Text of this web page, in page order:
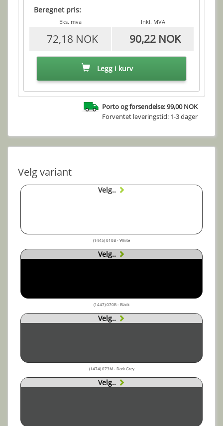
Beregnet pris:
Eks. mva Inkl. MVA
72,18 NOK 90,22 NOK
Legg i kurv
Porto og forsendelse: 99,00 NOK
Forventet leveringstid: 1-3 dager
Velg variant
Velg..
(1445) 010B - White
Velg..
(1447) 070B - Black
Velg..
(1474) 073M - Dark Grey
Velg..